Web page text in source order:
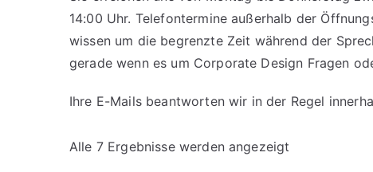
14:00 Uhr. Telefontermine außerhalb der
wissen um die begrenzte Zeit während der
gerade wenn es um Corporate Design Fragen
Ihre E-Mails beantworten wir in der Regel
Alle 7 Ergebnisse werden angezeigt